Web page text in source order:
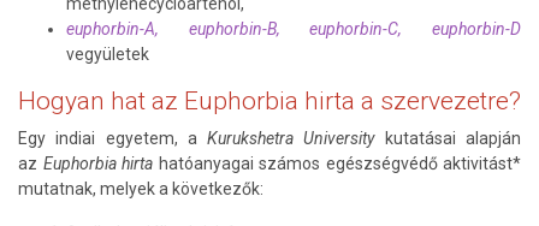
euphorbin-A, euphorbin-B, euphorbin-C, euphorbin-D
vegyületek
Hogyan hat az Euphorbia hirta a szervezetre?
Egy indiai egyetem, aKurukshetra Universitykutatásai alapján
az Euphorbia hirta hatóanyagai számos egészségvédő aktivitást*
mutatnak, melyek a következők: